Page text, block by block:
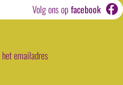
Volg ons opfacebook
emailadres